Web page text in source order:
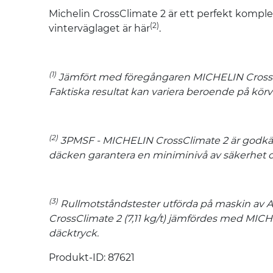
Michelin CrossClimate 2 är ett perfekt
vinterväglaget är här(2).
(1) Jämfört med föregångaren MICHELIN
Faktiska resultat kan variera beroende på
(2) 3PMSF - MICHELIN CrossClimate 2 är
däcken garantera en miniminivå av säkerhet
(3) Rullmotståndstester utförda på maskin av
CrossClimate 2 (7,11 kg/t) jämfördes med
däcktryck.
Produkt-ID: 87621